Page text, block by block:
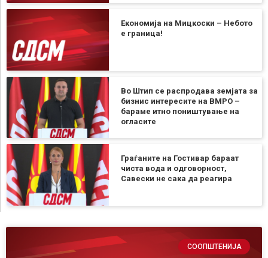
Економија на Мицкоски – Небото
е граница!
Во Штип се распродава земјата за
бизнис интересите на ВМРО –
бараме итно поништување на
огласите
Граѓаните на Гостивар бараат
чиста вода и одговорност,
Савески не сака да реагира
СООПШТЕНИЈА